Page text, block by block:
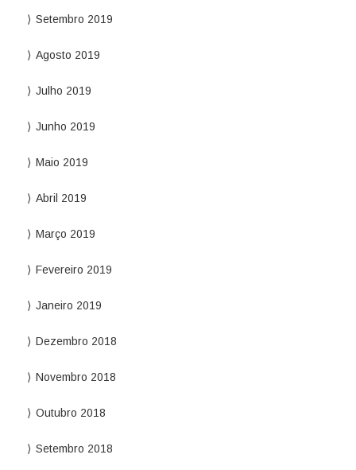
Setembro 2019
Agosto 2019
Julho 2019
Junho 2019
Maio 2019
Abril 2019
Março 2019
Fevereiro 2019
Janeiro 2019
Dezembro 2018
Novembro 2018
Outubro 2018
Setembro 2018